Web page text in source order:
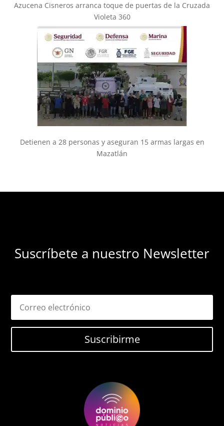
Azucena Cisneros arranca toque de puertas de la Cruzada
Violeta 360
Detienen a 28 personas y aseguran 15 armas largas en
Mazatlán
Suscríbete a nuestro Newsletter
Suscribirme